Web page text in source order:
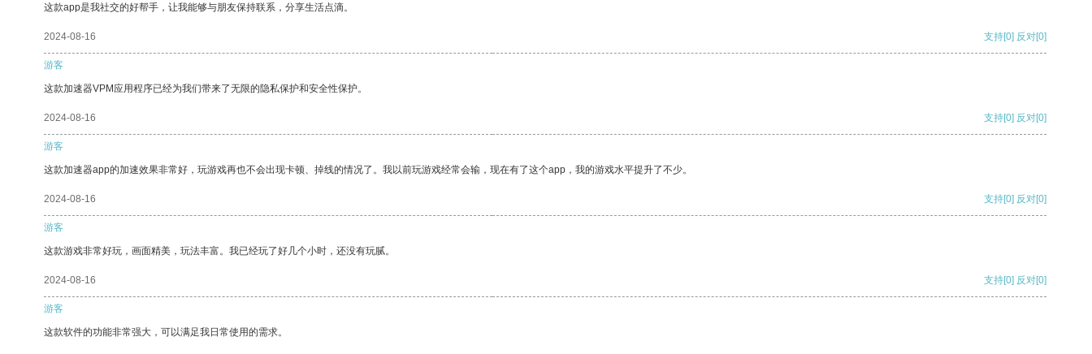
这款app是我社交的好帮手，让我能够与朋友保持联系，分享生活点滴。
2024-08-16 支持[0] 反对[0]
游客
这款加速器VPM应用程序已经为我们带来了无限的隐私保护和安全性保护。
2024-08-16 支持[0] 反对[0]
游客
这款加速器app的加速效果非常好，玩游戏再也不会出现卡顿、掉线的情况了。我以前玩游戏经常会输，现在有了这个app，我的游戏水平提升了不少。
2024-08-16 支持[0] 反对[0]
游客
这款游戏非常好玩，画面精美，玩法丰富。我已经玩了好几个小时，还没有玩腻。
2024-08-16 支持[0] 反对[0]
游客
这款软件的功能非常强大，可以满足我日常使用的需求。